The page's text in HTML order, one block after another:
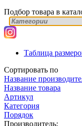
Подбор товара в
Таблица
Сортировать по
Название
Название товара
Артикул
Категория
Порядок
Производитель: